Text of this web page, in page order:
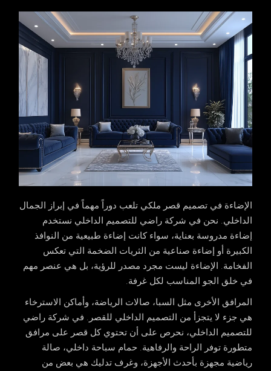
الإضاءة فيتصميم قصر ملكي تلعب دوراً مهماً في إبراز الجمال
الداخلي. نحن في شركة راضي للتصميم الداخلي نستخدم
إضاءة مدروسة بعناية، سواء كانت إضاءة طبيعية من النوافذ
الكبيرة أو إضاءة صناعية من الثريات الضخمة التي تعكس
الفخامة. الإضاءة ليست مجرد مصدر للرؤية، بل هي عنصر مهم
في خلق الجو المناسب لكل غرفة.
المرافق الأخرى مثل السبا، صالات الرياضة، وأماكن الاسترخاء
هي جزء لا يتجزأ من التصميم الداخلي للقصر. في شركة راضي
للتصميم الداخلي، نحرص على أن تحتوي كل قصر على مرافق
متطورة توفر الراحة والرفاهية. حمام سباحة داخلي، صالة
رياضية مجهزة بأحدث الأجهزة، وغرف تدليك هي بعض من